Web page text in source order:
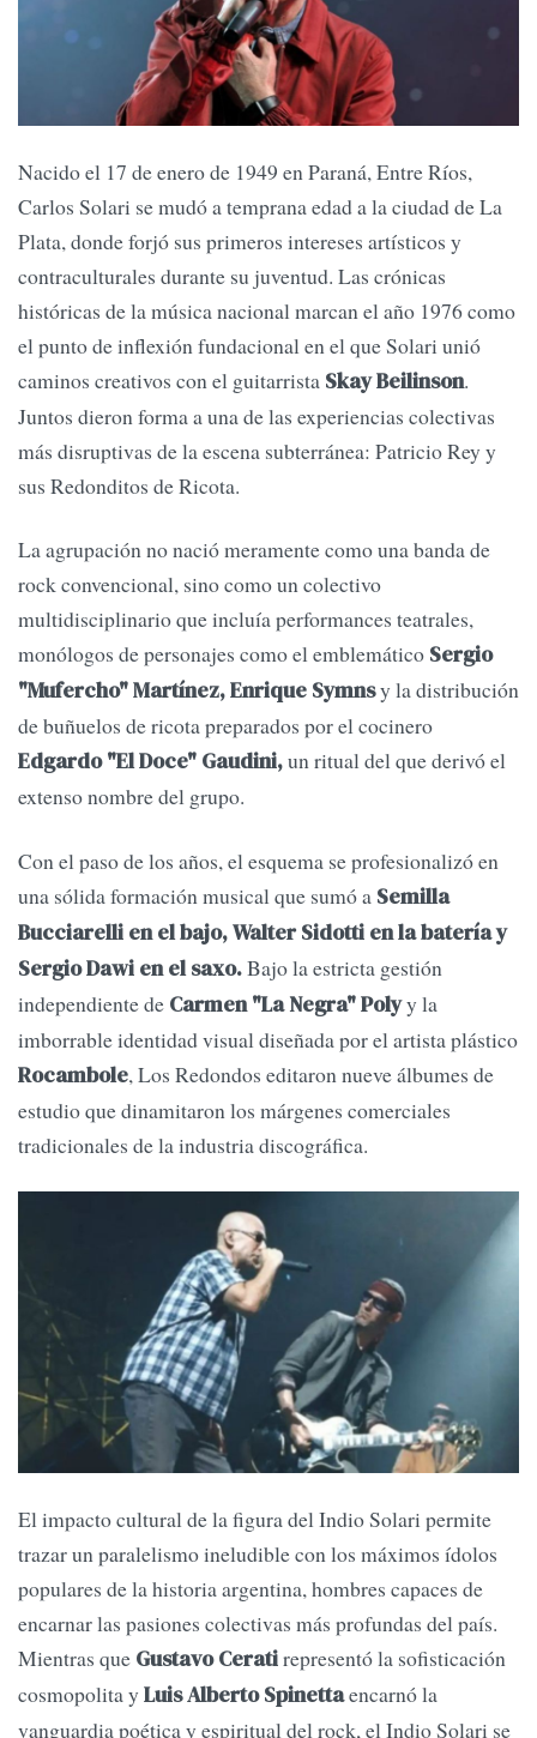
Nacido el 17 de enero de 1949 en Paraná, Entre Ríos,
Carlos Solari se mudó a temprana edad a la ciudad de La
Plata, donde forjó sus primeros intereses artísticos y
contraculturales durante su juventud. Las crónicas
históricas de la música nacional marcan el año 1976 como
el punto de inflexión fundacional en el que Solari unió
caminos creativos con el guitarrista Skay Beilinson.
Juntos dieron forma a una de las experiencias colectivas
más disruptivas de la escena subterránea: Patricio Rey y
sus Redonditos de Ricota.
La agrupación no nació meramente como una banda de
rock convencional, sino como un colectivo
multidisciplinario que incluía performances teatrales,
monólogos de personajes como el emblemático Sergio
"Mufercho" Martínez, Enrique Symnsy la distribución
de buñuelos de ricota preparados por el cocinero
Edgardo "El Doce" Gaudini,un ritual del que derivó el
extenso nombre del grupo.
Con el paso de los años, el esquema se profesionalizó en
una sólida formación musical que sumó a Semilla
Bucciarelli en el bajo, Walter Sidotti en la batería y
Sergio Dawi en el saxo.Bajo la estricta gestión
independiente de Carmen "La Negra" Polyy la
imborrable identidad visual diseñada por el artista plástico
Rocambole, Los Redondos editaron nueve álbumes de
estudio que dinamitaron los márgenes comerciales
tradicionales de la industria discográfica.
El impacto cultural de la figura del Indio Solari permite
trazar un paralelismo ineludible con los máximos ídolos
populares de la historia argentina, hombres capaces de
encarnar las pasiones colectivas más profundas del país.
Mientras que Gustavo Ceratirepresentó la sofisticación
cosmopolita y Luis Alberto Spinettaencarnó la
vanguardia poética y espiritual del rock, el Indio Solari se